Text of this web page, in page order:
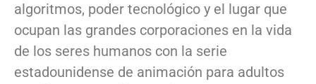
algoritmos, poder tecnológico y el lugar que
ocupan las grandes corporaciones en la vida
de los seres humanos con la serie
estadounidense de animación para adultos